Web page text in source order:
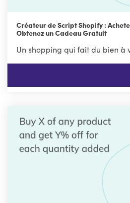
Créateur de Script Shopify :
Obtenez un Cadeau Gratuit
Un shopping qui fait du bien à